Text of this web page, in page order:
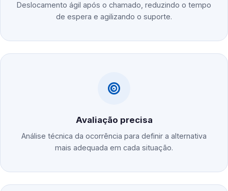
Deslocamento ágil após o chamado, reduzindo o tempo
de espera e agilizando o suporte.
Avaliação precisa
Análise técnica da ocorrência para definir a alternativa
mais adequada em cada situação.